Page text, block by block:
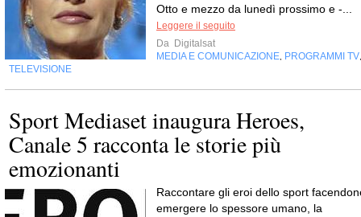
Otto e mezzo da lunedì prossimo e -...
Leggere il seguito
Da Digitalsat
MEDIA E COMUNICAZIONE PROGRAMMI TV
TELEVISIONE
Sport Mediaset inaugura Heroes,
Canale 5 racconta le storie più
emozionanti
Raccontare gli eroi dello sport
emergere lo spessore umano, la